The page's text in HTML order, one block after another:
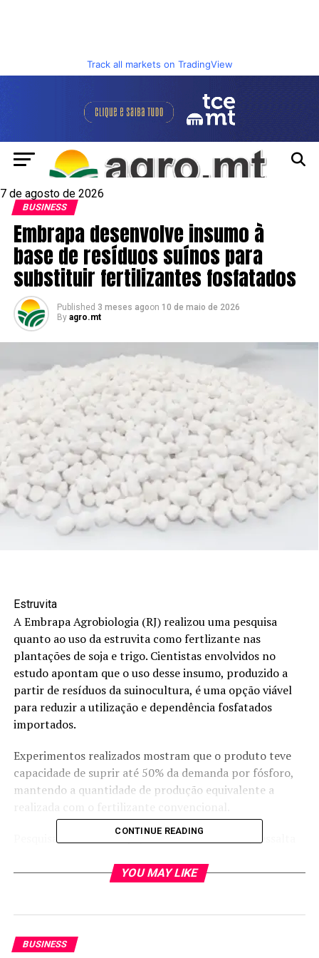
Track all markets on TradingView
7 de agosto de 2026
BUSINESS
Embrapa desenvolve insumo à
base de resíduos suínos para
substituir fertilizantes fosfatados
Published 3 meses agoon 10 de maio de 2026
By agro.mt
Estruvita
A Embrapa Agrobiologia (RJ) realizou uma pesquisa
quanto ao uso da estruvita como fertlizante nas
plantações de soja e trigo. Cientistas envolvidos no
estudo apontam que o uso desse insumo, produzido a
partir de resíduos da suinocultura, é uma opção viável
para reduzir a utilização e dependência fosfatados
importados.
Experimentos realizados mostram que o produto teve
capacidade de suprir até 50% da demanda por fósforo,
mantendo a quantidade de produção equivalente a
Pesquisador da Embrapa, Caio de Teves Inácio, ressalta
“Estamos criando uma nova rota tecnológica para o
CONTINUE READING
YOU MAY LIKE
BUSINESS